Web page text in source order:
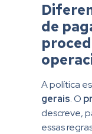
de
A política
gerais. O
descreve,
essas